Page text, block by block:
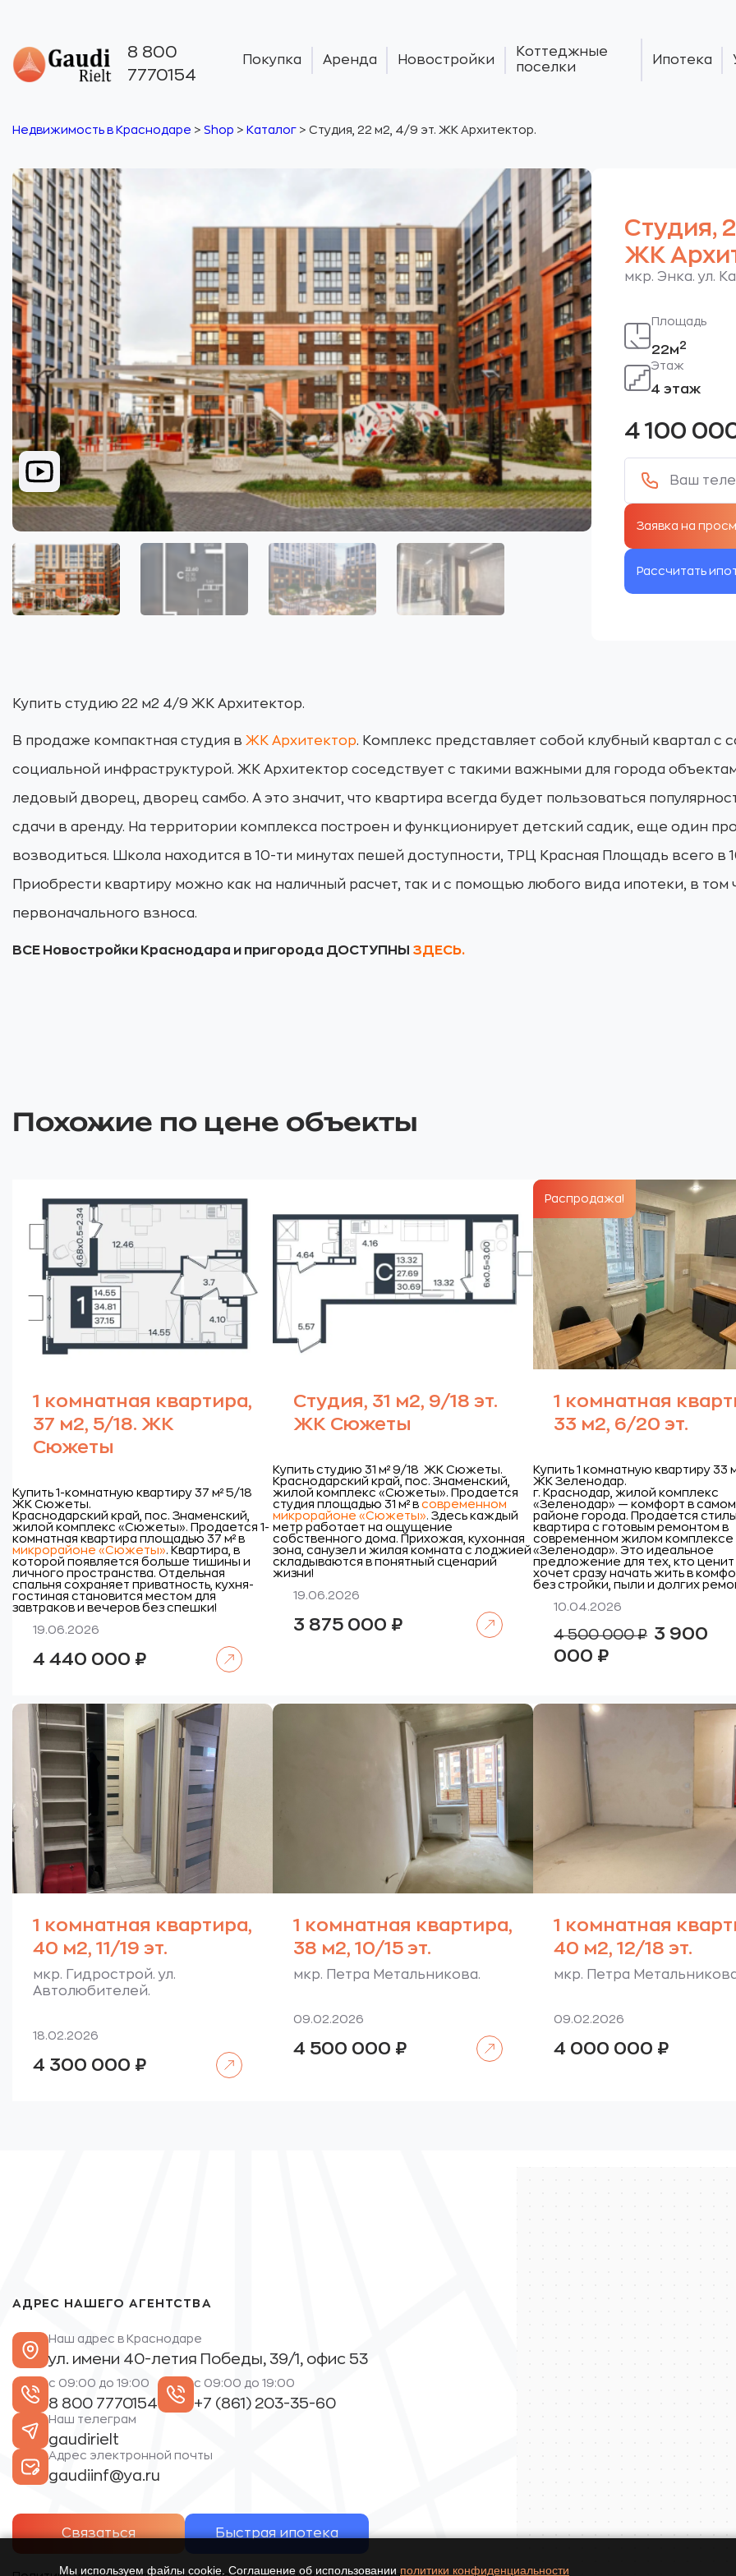
8 800
7770154
Покупка Аренда Новостройки
Коттеджные
поселки
Ипотека
Недвижимость в Краснодаре > Shop > Каталог > Студия, 22 м2, 4/9 эт. ЖК Архитектор.
Студия,
ЖК
мкр. Энка. ул.
Площадь
22м2
Этаж
4 этаж
4 100
Рассчитать
Купить студию 22 м2 4/9 ЖК Архитектор.
В продаже компактная студия в ЖК Архитектор. Комплекс представляет собой клубный квартал с
социальной инфраструктурой. ЖК Архитектор соседствует с такими важными для города
ледовый дворец, дворец самбо. А это значит, что квартира всегда будет пользоваться
сдачи в аренду. На территории комплекса построен и функционирует детский садик, еще один
возводиться. Школа находится в 10-ти минутах пешей доступности, ТРЦ Красная Площадь всего в
Приобрести квартиру можно как на наличный расчет, так и с помощью любого вида ипотеки, в том
первоначального взноса.
ВСЕ Новостройки Краснодара и пригорода ДОСТУПНЫ ЗДЕСЬ.
Похожие по цене объекты
1 комнатная квартира,
37 м2, 5/18. ЖК
Сюжеты
Купить 1-комнатную квартиру 37 м² 5/18
ЖК Сюжеты.
Краснодарский край, пос. Знаменский,
жилой комплекс «Сюжеты». Продается 1-
комнатная квартира площадью 37 м² в
микрорайоне «Сюжеты». Квартира, в
которой появляется больше тишины и
личного пространства. Отдельная
спальня сохраняет приватность, кухня-
гостиная становится местом для
завтраков и вечеров без спешки!
19.06.2026
4 440 000 ₽
Студия, 31 м2, 9/18 эт.
ЖК Сюжеты
Купить студию 31 м² 9/18 ЖК Сюжеты.
Краснодарский край, пос. Знаменский,
жилой комплекс «Сюжеты». Продается
студия площадью 31 м² в современном
микрорайоне «Сюжеты».Здесь каждый
метр работает на ощущение
собственного дома. Прихожая, кухонная
зона, санузел и жилая комната с лоджией
складываются в понятный сценарий
жизни!
19.06.2026
3 875 000 ₽
Распродажа!
1 комнатная
33 м2, 6/20 эт.
Купить 1 комнатную квартиру 33
ЖК Зеленодар.
г. Краснодар, жилой комплекс
«Зеленодар» — комфорт в
районе города. Продается
квартира с готовым ремонтом в
современном жилом комплексе
«Зеленодар». Это идеальное
предложение для тех, кто ценит
хочет сразу начать жить в
без стройки, пыли и долгих
10.04.2026
4 500 000₽
цена
3 900
000 ₽Текущая
1 комнатная квартира,
40 м2, 11/19 эт.
мкр. Гидрострой. ул.
Автолюбителей.
18.02.2026
4 300 000 ₽
1 комнатная квартира,
38 м2, 10/15 эт.
мкр. Петра Метальникова.
09.02.2026
4 500 000 ₽
1 комнатная
40 м2, 12/18 эт.
мкр. Петра
09.02.2026
4 000 000 ₽
АДРЕС НАШЕГО АГЕНТСТВА
Наш адрес в Краснодаре
ул. имени 40-летия Победы, 39/1, офис 53
с 09:00 до 19:00
8 800 7770154
с 09:00 до 19:00
+7 (861) 203-35-60
Наш телеграм
gaudirielt
Адрес электронной почты
gaudiinf@ya.ru
Связаться Быстрая ипотека
Мы используем файлы cookie. Соглашение об использовании политики конфиденциальности